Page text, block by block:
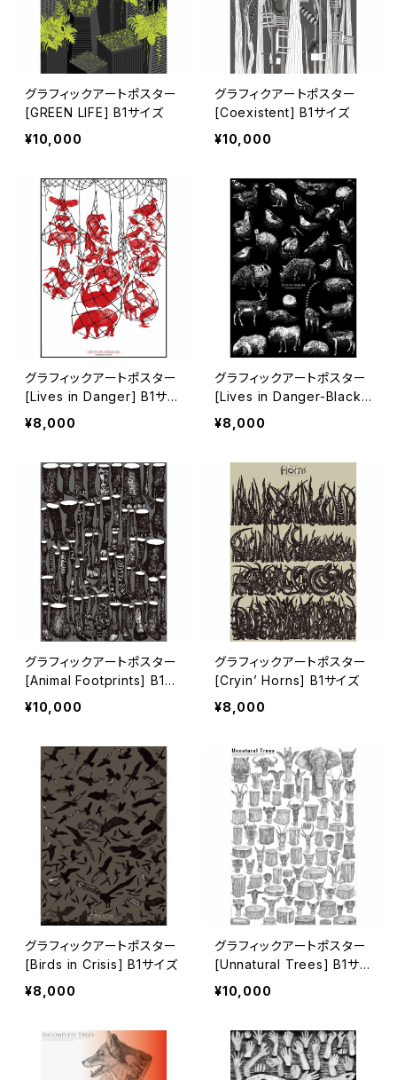
グラフィックアートポスター
[GREEN LIFE] B1サイズ
¥10,000
グラフィクアートポスター
[Coexistent] B1サイズ
¥10,000
グラフィックアートポスター
[Lives in Danger] B1サイ
ズ
¥8,000
グラフィックアートポスター
[Lives in Danger-Black
Version] B1サイズ
¥8,000
グラフィックアートポスター
[Animal Footprints] B1サ
イズ
¥10,000
グラフィックアートポスター
[Cryin’ Horns] B1サイズ
¥8,000
グラフィックアートポスター
[Birds in Crisis] B1サイズ
¥8,000
グラフィックアートポスター
[Unnatural Trees] B1サイ
ズ
¥10,000